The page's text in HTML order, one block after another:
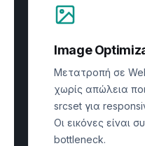
Image
Μετατροπή σε
χωρίς απώλεια
srcset για
Οι εικόνες είναι
bottleneck.